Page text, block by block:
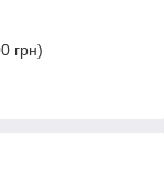
грн)